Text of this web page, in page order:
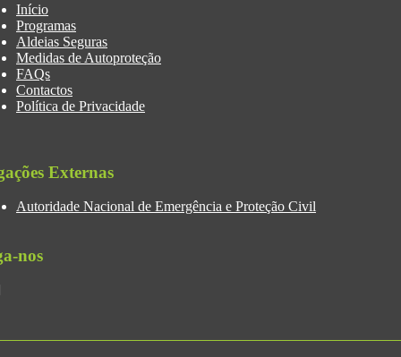
Início
Programas
Aldeias Seguras
Medidas de Autoproteção
FAQs
Contactos
Política de Privacidade
Externas
Autoridade Nacional de Emergência e Proteção Civil
nos